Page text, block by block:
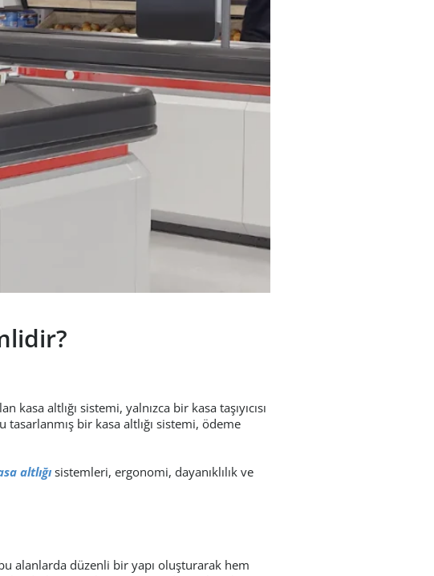
altlığı sistemi, yalnızca bir kasa taşıyıcısı
bir kasa altlığı sistemi, ödeme
altlığısistemleri, ergonomi, dayanıklılık ve
alanlarda düzenli bir yapı oluşturarak hem